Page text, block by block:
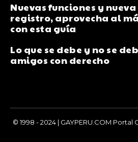
Nuevas funciones y
registro, aprovecha al
con esta guía
Lo que se debe y no se
amigos con derecho
© 1998 - 2024 | GAYPERU.COM Portal